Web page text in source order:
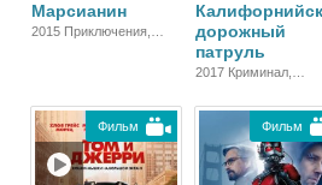
Марсианин
2015 Приключения,
дорожный
патруль
2017 Криминал,
Зарубежный
Фильм Фильм